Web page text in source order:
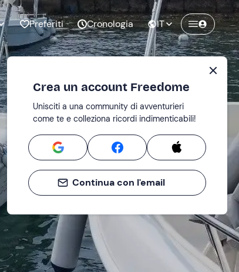
Compleanno
Addio al
Preferiti Cronologia IT
Crea un account Freedome
Unisciti a una community di avventurieri
come te e colleziona ricordi indimenticabili!
Continua con l'email